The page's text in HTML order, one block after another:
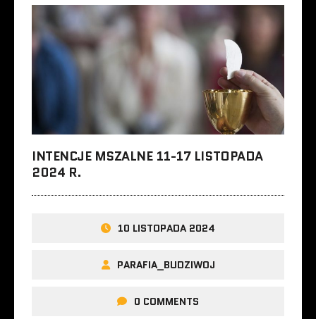
INTENCJE MSZALNE 11-17 LISTOPADA
2024 R.
10 LISTOPADA 2024
PARAFIA_BUDZIWOJ
0 COMMENTS